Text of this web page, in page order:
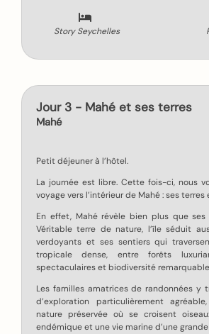
Story Seychelles
Jour 3 - Mahé et ses terres
Mahé
Petit déjeuner à l’hôtel.
La journée est libre. Cette fois-ci, nous
voyage vers l’intérieur de Mahé : ses
En effet, Mahé révèle bien plus que ses
Véritable terre de nature, l’île séduit
verdoyants et ses sentiers qui
tropicale dense, entre forêts
spectaculaires et biodiversité
Les familles amatrices de randonnées y
d’exploration particulièrement
nature préservée où se croisent
endémique et une vie marine d’une